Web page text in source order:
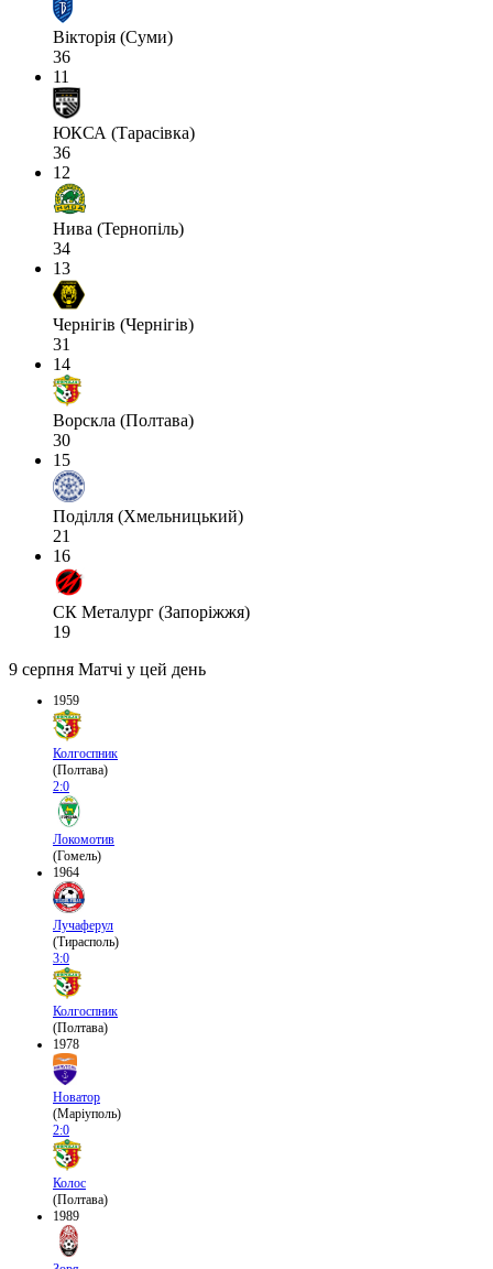
Вікторія (Суми)
36
11
ЮКСА (Тарасівка)
36
12
Нива (Тернопіль)
34
13
Чернігів (Чернігів)
31
14
Ворскла (Полтава)
30
15
Поділля (Хмельницький)
21
16
СК Металург (Запоріжжя)
19
9 серпня Матчі у цей день
1959
Колгоспник
(Полтава)
2:0
Локомотив
(Гомель)
1964
Лучаферул
(Тирасполь)
3:0
Колгоспник
(Полтава)
1978
Новатор
(Маріуполь)
2:0
Колос
(Полтава)
1989